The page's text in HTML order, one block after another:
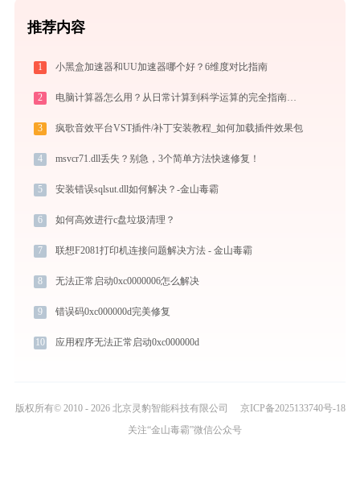
推荐内容
1 小黑盒加速器和UU加速器哪个好？6维度对比指南
2 电脑计算器怎么用？从日常计算到科学运算的完全指南（附隐藏功能）
3 疯歌音效平台VST插件/补丁安装教程_如何加载插件效果包
4 msvcr71.dll丢失？别急，3个简单方法快速修复！
5 安装错误sqlsut.dll如何解决？-金山毒霸
6 如何高效进行c盘垃圾清理？
7 联想F2081打印机连接问题解决方法 - 金山毒霸
8 无法正常启动0xc0000006怎么解决
9 错误码0xc000000d完美修复
10 应用程序无法正常启动0xc000000d
版权所有© 2010 - 2026 北京灵豹智能科技有限公司
京ICP备2025133740号-18
关注“金山毒霸”微信公众号